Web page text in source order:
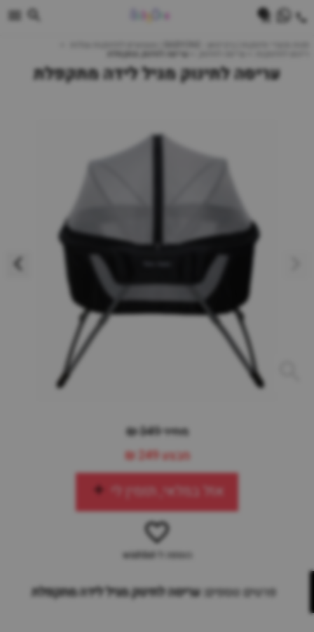
עריסה לתינוק מגיל לידה מתקפלת
מחיר 349 ₪
מבצע249 ₪
אזל במלאי, תזמין לי
הוספה ל-wishlist
פרטים נוספים:עריסה לתינוק מגיל לידה מתקפלת